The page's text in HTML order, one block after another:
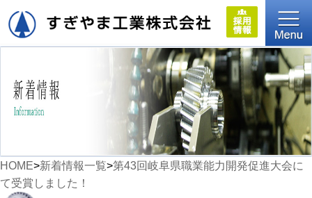
HOME>新着情報一覧>第43回岐阜県職業能力開発促進大会に
て受賞しました！